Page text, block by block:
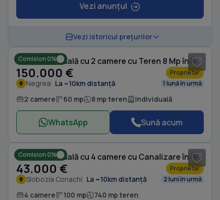
Vezi anunțul
Vezi istoricul prețurilor
Comision 0% Casă individuală cu 2 camere cu Teren 8 Mp în Negrea
150.000 € Proprietar
Negrea La ~10km distanță 1 lună în urmă
2 camere 60 mp 8 mp teren Individuală
WhatsApp Sună acum
Comision 0% Casă individuală cu 4 camere cu Canalizare în Slobozia Conachi
43.000 € Proprietar
Slobozia Conachi La ~10km distanță 2 luni în urmă
4 camere 100 mp 740 mp teren